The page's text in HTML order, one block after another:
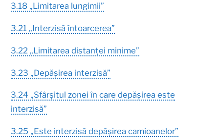
3.18 „Limitarea lungimii”
3.21 „Interzisă întoarcerea”
3.22 „Limitarea distanței minime”
3.23 „Depășirea interzisă”
3.24 „Sfârșitul zonei în care depășirea este
interzisă”
3.25 „Este interzisă depășirea camioanelor”